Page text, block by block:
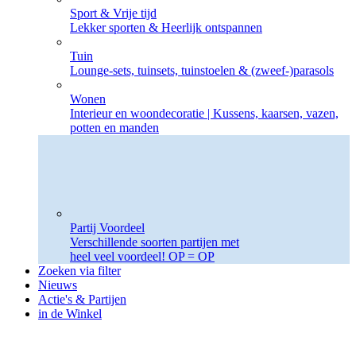
Sport & Vrije tijd
Lekker sporten & Heerlijk ontspannen
Tuin
Lounge-sets, tuinsets, tuinstoelen & (zweef-)parasols
Wonen
Interieur en woondecoratie | Kussens, kaarsen, vazen,
potten en manden
Partij Voordeel
Verschillende soorten partijen met
heel veel voordeel! OP = OP
Zoeken via filter
Nieuws
Actie's & Partijen
in de Winkel